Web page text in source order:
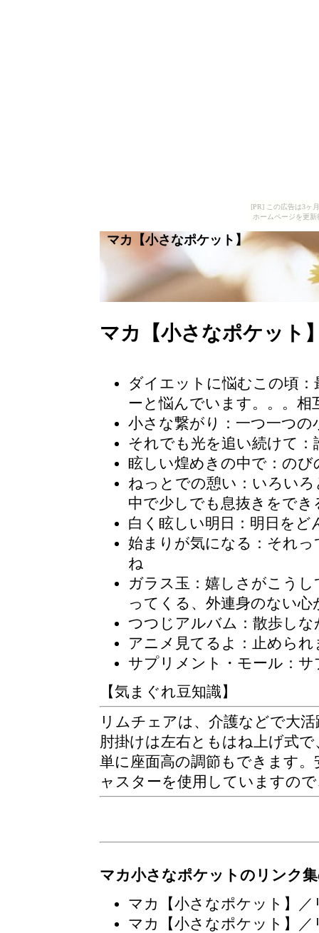
[PR] この広告は3ヶ
ホームページを更
マカ【小さなポケット】
マカ【小さなポケット
ダイエットに悩むこの頃
ーと悩んでいます。。。相
小さな繋がり：一つ一つ
それでも光を追い続けて
眩しい煌めきの中で：の
ねっとでの憩い：いろい
中で少しでも息抜きをで
白く眩しい明日：明日をど
始まりが気になる：それ
ね
ガラス玉 ：嬉しさがこう
ってくる、外連身のない
つつじアルバム ：散歩し
アニメ見てるよ：止めら
サプリメント・モール：
【気まぐれ豆知識】
リムチェアは、介護などで大
肘掛けは左右ともはね上げ式
単に座面高の調節もできます
ャスターを使用していますの
マカ小さなポケットのリンク
マカ【小さなポケット】／
マカ【小さなポケット】／